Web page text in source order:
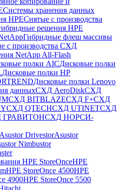
Системы хранения данных
HPEСнятые с производства
решения HPE
Гибридные флеш массивы
с производства СХД
NetApp All-Flash
полки AICДисковые полки
Дисковые полки HP
Дисковые полки Lenovo
данныхСХД AeroDiskСХД
СХД BITBLAZEСХД F+СХД
СХД QTECHСХД UTINETСХД
ГРАВИТОНСХД НОРСИ-
DrivestorAsustor
Nimbustor
HPE StoreOnceHPE
HPE StoreOnce 4500HPE
4900HPE StoreOnce 5500